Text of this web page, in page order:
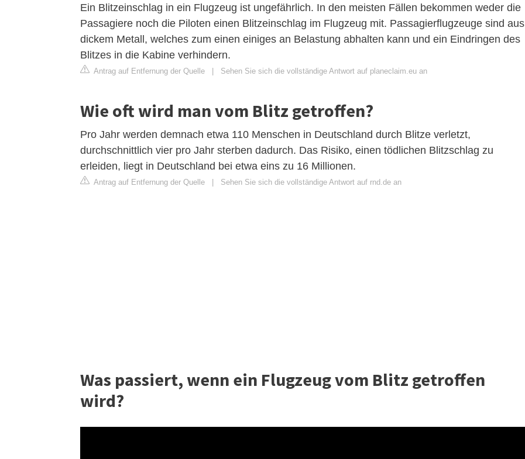
Ein Blitzeinschlag in ein Flugzeug ist ungefährlich. In den meisten Fällen bekommen weder die
Passagiere noch die Piloten einen Blitzeinschlag im Flugzeug mit. Passagierflugzeuge sind aus
dickem Metall, welches zum einen einiges an Belastung abhalten kann und ein Eindringen des
Blitzes in die Kabine verhindern.
Antrag auf Entfernung der Quelle Sehen Sie sich die vollständige Antwort auf planeclaim.eu an
Wie oft wird man vom Blitz getroffen?
Pro Jahr werden demnach etwa 110 Menschen in Deutschland durch Blitze verletzt,
durchschnittlich vier pro Jahr sterben dadurch. Das Risiko, einen tödlichen Blitzschlag zu
erleiden, liegt in Deutschland bei etwa eins zu 16 Millionen.
Antrag auf Entfernung der Quelle Sehen Sie sich die vollständige Antwort auf rnd.de an
Was passiert, wenn ein Flugzeug vom Blitz getroffen
wird?